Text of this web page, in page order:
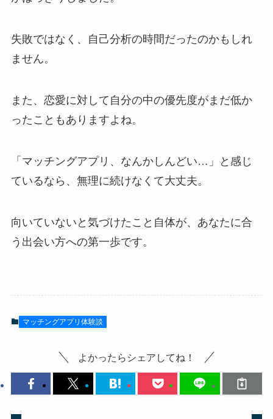
失敗ではなく、自己分析の時間だったのかもしれ
ません。
また、恋愛に対して自分の中の優先度がまだ低か
ったこともありますよね。
「マッチングアプリ、なんかしんどい…」と感じ
ているなら、無理に続けなくて大丈夫。
向いていないと気づけたこと自体が、あなたに合
う出会い方への第一歩です。
マッチングアプリ体験談
よかったらシェアしてね！